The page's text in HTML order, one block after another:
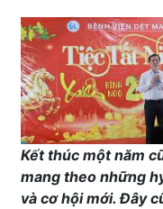
viện
Dệt
May
tin
năm
2026
Kết thúc một năm
mang theo những
và cơ hội mới. Đây